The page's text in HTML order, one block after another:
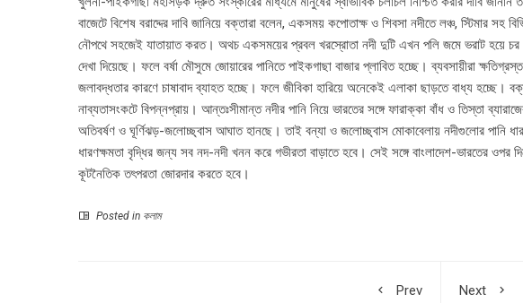
বাজেটে বিশেষ বরাদ্দের দাবি জানিয়ে বক্তারা বলেন, একসময় কপোতাক্ষ ও শিবসা নদীতে লঞ্চ, স্টিমার সহ
নৌপথে সহজেই যাতায়াত করত। অথচ একসময়ের প্রবল খরস্রোতা নদী দুটি এখন পলি জমে ভরাট হয়ে চর
দেখা দিয়েছে। ফলে বর্ষা মৌসুমে জোয়ারের পানিতে পাইকগাছা বাজার প্লাবিত হচ্ছে। ব্যবসায়ীরা
জলাবদ্ধতার কারণে চাষাবাদ ব্যাহত হচ্ছে। ফলে জীবিকা হারিয়ে অনেকেই এলাকা ছাড়তে বাধ্য হচ্ছে।
নাব্যতাসংকটে বিপন্নপ্রায়। আন্তঃসীমান্ত নদীর পানি নিয়ে ভারতের সঙ্গে ফারাক্কা বাঁধ ও তিস্তা
অতিবর্ষণ ও ঘূর্ণিঝড়-জলোচ্ছ্বাস আঘাত হানছে। তাই বন্যা ও জলোচ্ছ্বাস মোকাবেলায় নদীগুলোর পানি
ধারণক্ষমতা বৃদ্ধির জন্য সব নদ-নদী খনন করে গভীরতা বাড়াতে হবে। সেই সঙ্গে বাংলাদেশ-ভারতের ওপর
কূটনৈতিক তৎপরতা জোরদার করতে হবে।
Posted in কলাম
Prev
Next